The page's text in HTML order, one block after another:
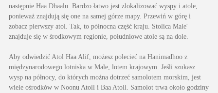
następnie Haa Dhaalu. Bardzo łatwo jest zlokalizować wyspy i atole,
ponieważ znajdują się one na samej górze mapy. Przewiń w górę i
zobacz pierwszy atol. Tak, to północna część kraju. Stolica Male'
znajduje się w środkowym regionie, południowe atole są na dole.
Aby odwiedzić Atol Haa Alif, możesz polecieć na Hanimadhoo z
międzynarodowego lotniska w Male, lotem krajowym. Jeśli szukasz
wysp na północy, do których można dotrzeć samolotem morskim, jest
wiele ośrodków w Noonu Atoll i Baa Atoll. Samolot trwa około godziny